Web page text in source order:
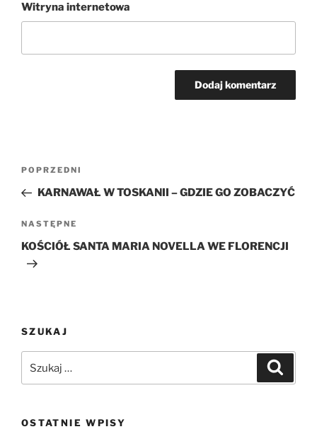
Witryna internetowa
Nawigacja
Poprzedni
wpis
POPRZEDNI
KARNAWAŁ W TOSKANII – GDZIE GO ZOBACZYĆ
Następny
wpis
NASTĘPNE
KOŚCIÓŁ SANTA MARIA NOVELLA WE FLORENCJI
SZUKAJ
OSTATNIE WPISY